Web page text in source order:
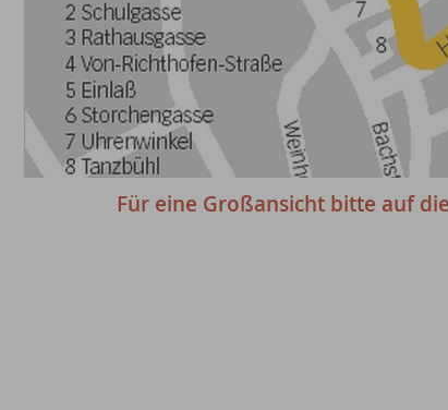
Für eine Großansicht bitte auf